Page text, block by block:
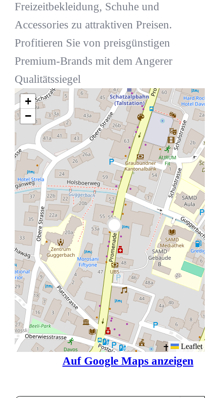
Freizeitbekleidung, Schuhe und
Accessories zu attraktiven Preisen.
Profitieren Sie von preisgünstigen
Premium-Brands mit dem Angerer
Qualitätssiegel
+
−
Leaflet
Auf Google Maps anzeigen